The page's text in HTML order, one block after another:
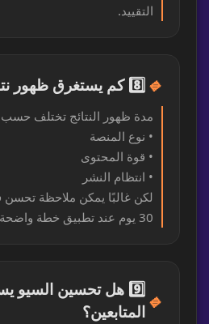
التقييد.
🔹8️⃣ كم يستغرق ظهور نتائج النمو؟
مدة ظهور النتائج تختلف
• نوع المنصة
• قوة المحتوى
• انتظام النشر
30 يوم عند تطبيق خطة واضحة.
🔹
9️⃣ هل تحسين السيو
المتابعين؟